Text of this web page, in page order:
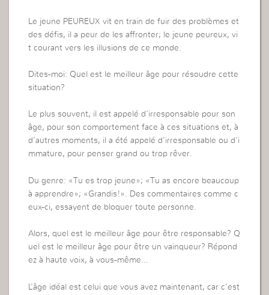
Le jeune PEUREUX vit en train de fuir des problèmes et
des défis, il a peur de les affronter; le jeune peureux, vi
t courant vers les illusions de ce monde.
Dites-moi: Quel est le meilleur âge pour résoudre cette
situation?
Le plus souvent, il est appelé d’irresponsable pour son
âge, pour son comportement face à ces situations et, à
d’autres moments, il a été appelé d’irresponsable ou d’i
mmature, pour penser grand ou trop rêver.
Du genre: «Tu es trop jeune»; «Tu as encore beaucoup
à apprendre»; «Grandis!». Des commentaires comme c
eux-ci, essayent de bloquer toute personne.
Alors, quel est le meilleur âge pour être responsable? Q
uel est le meilleur âge pour être un vainqueur? Répond
ez à haute voix, à vous-même…
L’âge idéal est celui que vous avez maintenant, car c’est